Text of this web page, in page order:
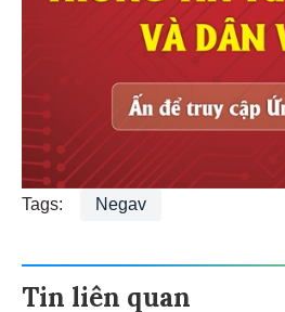
Tags: Negav
Tin liên quan